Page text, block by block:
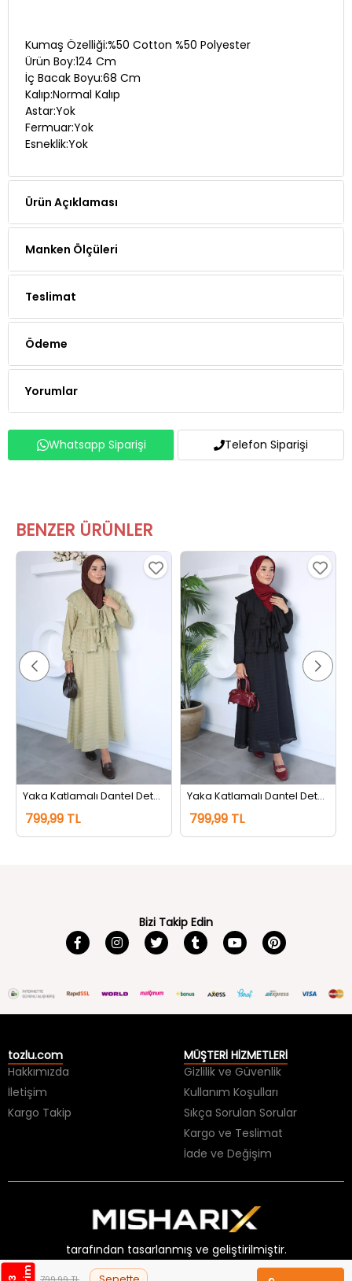
Kumaş Özelliği:%50 Cotton %50 Polyester
Ürün Boy:124 Cm
İç Bacak Boyu:68 Cm
Kalıp:Normal Kalıp
Astar:Yok
Fermuar:Yok
Esneklik:Yok
Ürün Açıklaması
Manken Ölçüleri
Teslimat
Ödeme
Yorumlar
Whatsapp Siparişi Telefon Siparişi
BENZER ÜRÜNLER
Yaka Katlamalı Dantel Detaylı Bluz Etek Tesettür İkili Takım Haki
799,99 TL
Yaka Katlamalı Dantel Detaylı Bluz Etek Tesettür İkili Takım Siyah
799,99 TL
Bizi Takip Edin
tozlu.com
Hakkımızda
İletişim
Kargo Takip
MÜŞTERİ HİZMETLERİ
Gizlilik ve Güvenlik
Kullanım Koşulları
Sıkça Sorulan Sorular
Kargo ve Teslimat
İade ve Değişim
tarafından tasarlanmış ve geliştirilmiştir.